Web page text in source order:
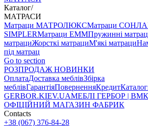
Каталог/
МАТРАСИ
Матраци МАТРОЛЮКСМатраци
SIMPLERМатраци ЕММПружинні
матрациЖорсткі матрациМ'які матраци
під матрац
Go to section
РОЗПРОДАЖ НОВИНКИ
ОплатаДоставка меблівЗбірка
меблівГарантіяПоверненняКредит
GERBOR.KIEV.UAМЕБЛI ГЕРБОР | ВМК
ОФІЦІЙНИЙ МАГАЗИН ФАБРИК
Contacts
+38 (067) 376-84-28